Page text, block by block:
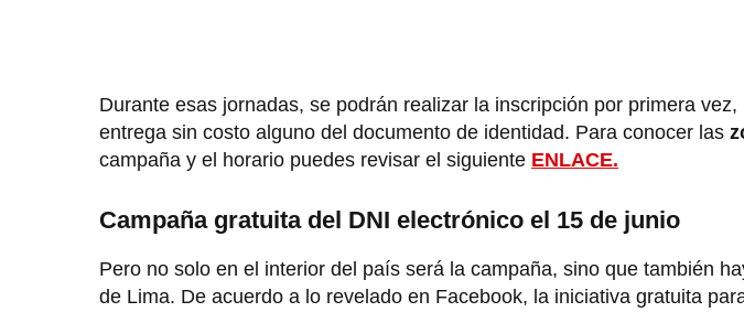
Durante esas jornadas, se podrán realizar la inscripción por primera vez,
entrega sin costo alguno del documento de identidad. Para conocer las
campaña y el horario puedes revisar el siguiente ENLACE.
Campaña gratuita del DNI electrónico el 15 de junio
Pero no solo en el interior del país será la campaña, sino que también
de Lima. De acuerdo a lo revelado en Facebook, la iniciativa gratuita